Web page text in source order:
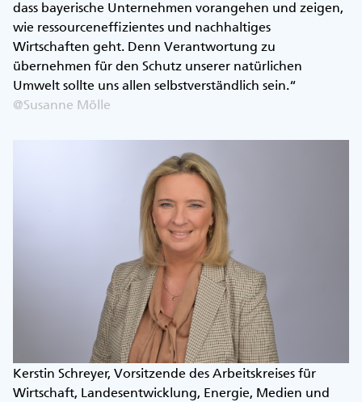
dass bayerische Unternehmen vorangehen und zeigen,
wie ressourceneffizientes und nachhaltiges
Wirtschaften geht. Denn Verantwortung zu
übernehmen für den Schutz unserer natürlichen
Umwelt sollte uns allen selbstverständlich sein.“
@Susanne Mölle
Kerstin Schreyer, Vorsitzende des Arbeitskreises für
Wirtschaft, Landesentwicklung, Energie, Medien und